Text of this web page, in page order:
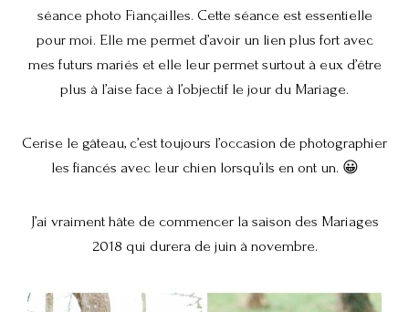
séance photo Fiançailles. Cette séance est essentielle
pour moi. Elle me permet d’avoir un lien plus fort avec
mes futurs mariés et elle leur permet surtout à eux d’être
plus à l’aise face à l’objectif le jour du Mariage.
Cerise le gâteau, c’est toujours l’occasion de photographier
les fiancés avec leur chien lorsqu’ils en ont un. 😀
J’ai vraiment hâte de commencer la saison des Mariages
2018 qui durera de juin à novembre.